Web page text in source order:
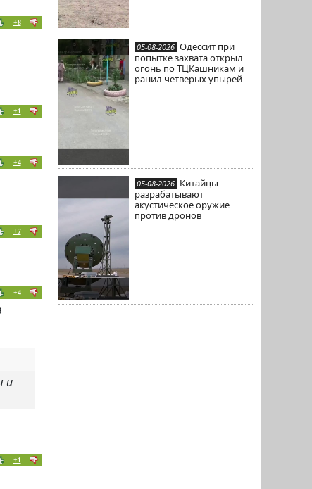
05-08-2026 Одессит при
попытке захвата открыл
огонь по ТЦКашникам и
ранил четверых упырей
05-08-2026 Китайцы
разрабатывают
акустическое оружие
против дронов
+8
+1
+4
+7
+4
и
+1